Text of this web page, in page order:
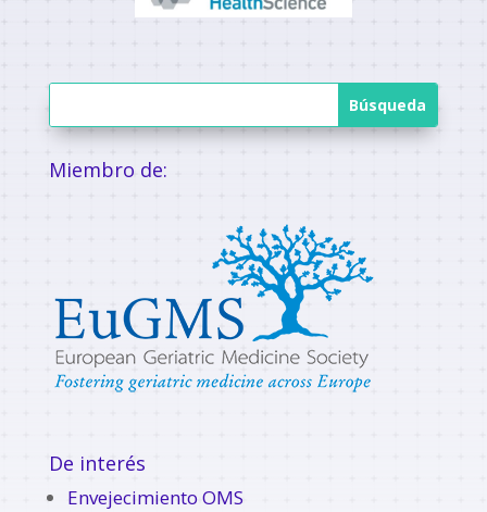
Miembro de:
De interés
Envejecimiento OMS